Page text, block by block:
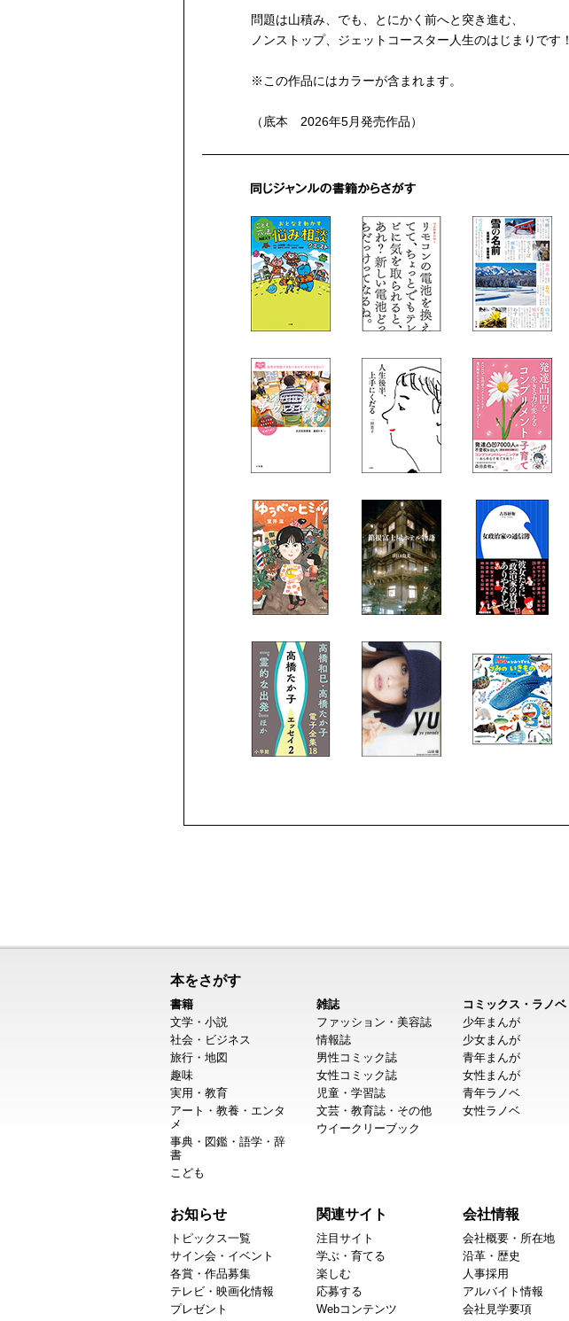
問題は山積み、でも、とにかく前へと突き進む、
ノンストップ、ジェットコースター人生のはじまりです！
※この作品にはカラーが含まれます。
（底本 2026年5月発売作品）
本をさがす
書籍
文学・小説
社会・ビジネス
旅行・地図
趣味
実用・教育
アート・教養・エンタ
メ
事典・図鑑・語学・辞
書
こども
雑誌
ファッション・美容誌
情報誌
男性コミック誌
女性コミック誌
児童・学習誌
文芸・教育誌・その他
ウイークリーブック
コミックス・ラノベ
少年まんが
少女まんが
青年まんが
女性まんが
青年ラノベ
女性ラノベ
お知らせ
トピックス一覧
サイン会・イベント
各賞・作品募集
テレビ・映画化情報
プレゼント
関連サイト
注目サイト
学ぶ・育てる
楽しむ
応募する
Webコンテンツ
会社情報
会社概要・所在地
沿革・歴史
人事採用
アルバイト情報
会社見学要項